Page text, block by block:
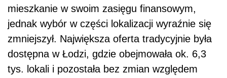
mieszkanie w swoim zasięgu finansowym,
jednak wybór w części lokalizacji wyraźnie się
zmniejszył. Największa oferta tradycyjnie była
dostępna w Łodzi, gdzie obejmowała ok. 6,3
tys. lokali i pozostała bez zmian względem